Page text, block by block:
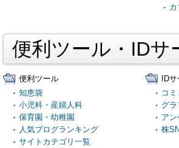
便利ツール・IDサ
便利ツール
知恵袋
小児科・産婦人科
保育園・幼稚園
人気ブログランキング
サイトカテゴリ一覧
ID
コミ
グ
アン
株